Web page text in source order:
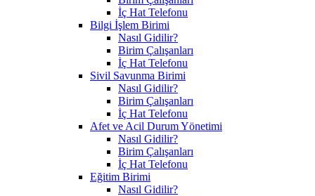
İç Hat Telefonu
Bilgi İşlem Birimi
Nasıl Gidilir?
Birim Çalışanları
İç Hat Telefonu
Sivil Savunma Birimi
Nasıl Gidilir?
Birim Çalışanları
İç Hat Telefonu
Afet ve Acil Durum Yönetimi
Nasıl Gidilir?
Birim Çalışanları
İç Hat Telefonu
Eğitim Birimi
Nasıl Gidilir?